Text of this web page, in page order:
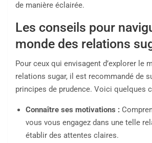
de manière éclairée.
Les conseils pour
monde des relations
Pour ceux qui envisagent d’explorer le
relations sugar, il est recommandé de
principes de prudence. Voici quelques
Connaître ses motivations :
vous vous engagez dans une telle
établir des attentes claires.